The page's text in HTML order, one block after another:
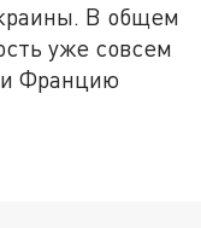
В общем
уже совсем
Францию